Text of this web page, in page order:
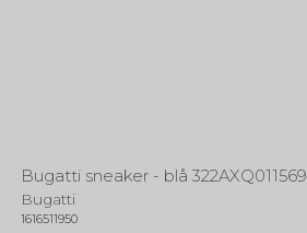
Bugatti sneaker - blå 322AXQ011569
Bugatti
1616511950